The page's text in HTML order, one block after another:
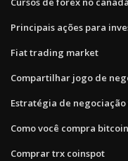
Principais ações para
Fiat trading market
Compartilhar jogo de
Estratégia de
Como você compra
Comprar trx coinspot